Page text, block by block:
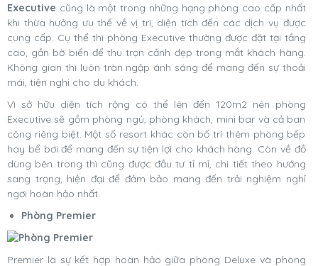
Executive cũng là một trong những hạng phòng cao cấp nhất
khi thừa hưởng ưu thế về vị trí, diện tích đến các dịch vụ được
cung cấp. Cụ thể thì phòng Executive thường được đặt tại tầng
cao, gần bờ biển để thu trọn cảnh đẹp trong mắt khách hàng.
Không gian thì luôn tràn ngập ánh sáng để mang đến sự thoải
mái, tiện nghi cho du khách.
Vì sở hữu diện tích rộng có thể lên đến 120m2 nên phòng
Executive sẽ gồm phòng ngủ, phòng khách, mini bar và cả ban
công riêng biệt. Một số resort khác còn bố trí thêm phòng bếp
hay bể bơi để mang đến sự tiện lợi cho khách hàng. Còn về đồ
dùng bên trong thì cũng được đầu tư tỉ mỉ, chi tiết theo hướng
sang trọng, hiện đại để đảm bảo mang đến trải nghiệm nghỉ
ngơi hoàn hảo nhất.
Phòng Premier
Premier là sự kết hợp hoàn hảo giữa phòng Deluxe và phòng